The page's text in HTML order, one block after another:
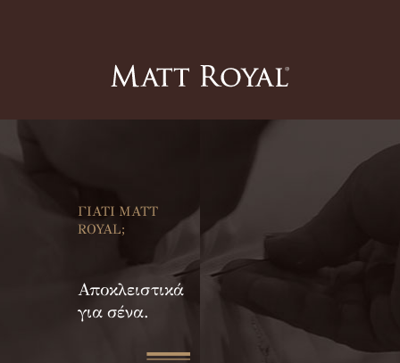
ΓΙΑΤΙ MATT
ROYAL;
Αποκλειστικά
για σένα.